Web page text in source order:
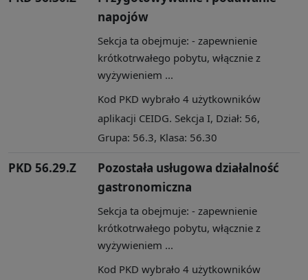
napojów
Sekcja ta obejmuje: - zapewnienie
krótkotrwałego pobytu, włącznie z
wyżywieniem ...
Kod PKD wybrało 4 użytkowników
aplikacji CEIDG. Sekcja I, Dział: 56,
Grupa: 56.3, Klasa: 56.30
PKD 56.29.Z
Pozostała usługowa działalność
gastronomiczna
Sekcja ta obejmuje: - zapewnienie
krótkotrwałego pobytu, włącznie z
wyżywieniem ...
Kod PKD wybrało 4 użytkowników